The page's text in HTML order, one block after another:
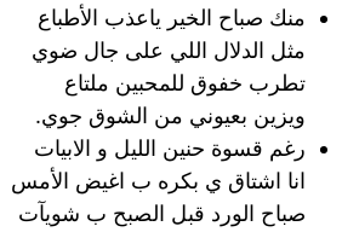
منك صباح الخير ياعذب الأطباع
مثل الدلال اللي على جال ضوي
تطرب خفوق للمحبين ملتاع
ويزين بعيوني من الشوق جوي.
رغم قسوة حنين الليل و الابيات
انا اشتاق ي بكره ب اغيض الأمس
صباح الورد قبل الصبح ب شويآت